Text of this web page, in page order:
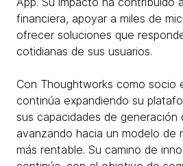
financiera, apoyar a miles de
ofrecer soluciones que
cotidianas de sus usuarios.
Con Thoughtworks como socio
continúa expandiendo su
sus capacidades de generación
avanzando hacia un modelo de
más rentable. Su camino de